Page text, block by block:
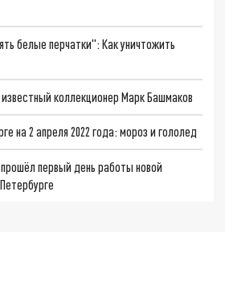
белые перчатки": Как уничтожить
коллекционер Марк Башмаков
на 2 апреля 2022 года: мороз и гололед
первый день работы новой